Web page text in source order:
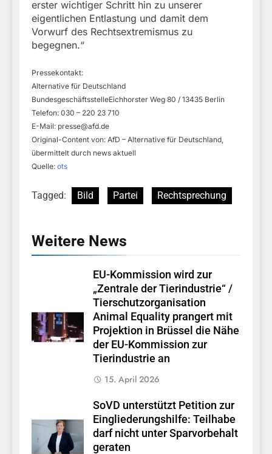
erster wichtiger Schritt hin zu unserer
eigentlichen Entlastung und damit dem
Vorwurf des Rechtsextremismus zu
begegnen.“
Pressekontakt:
Alternative für Deutschland
BundesgeschäftsstelleEichhorster Weg 80 / 13435 Berlin
Telefon: 030 – 220 23 710
E-Mail: presse@afd.de
Original-Content von: AfD – Alternative für Deutschland,
übermittelt durch news aktuell
Quelle: ots
Tagged: Bild Partei Rechtsprechung
Weitere News
EU-Kommission wird zur
„Zentrale der Tierindustrie“ /
Tierschutzorganisation
Animal Equality prangert mit
Projektion in Brüssel die Nähe
der EU-Kommission zur
Tierindustrie an
15. April 2026
SoVD unterstützt Petition zur
Eingliederungshilfe: Teilhabe
darf nicht unter Sparvorbehalt
geraten